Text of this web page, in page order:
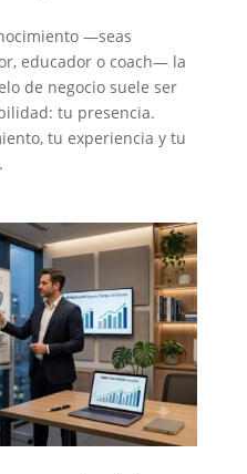
—seas
educador o coach— la
de negocio suele ser
tu presencia.
tu experiencia y tu